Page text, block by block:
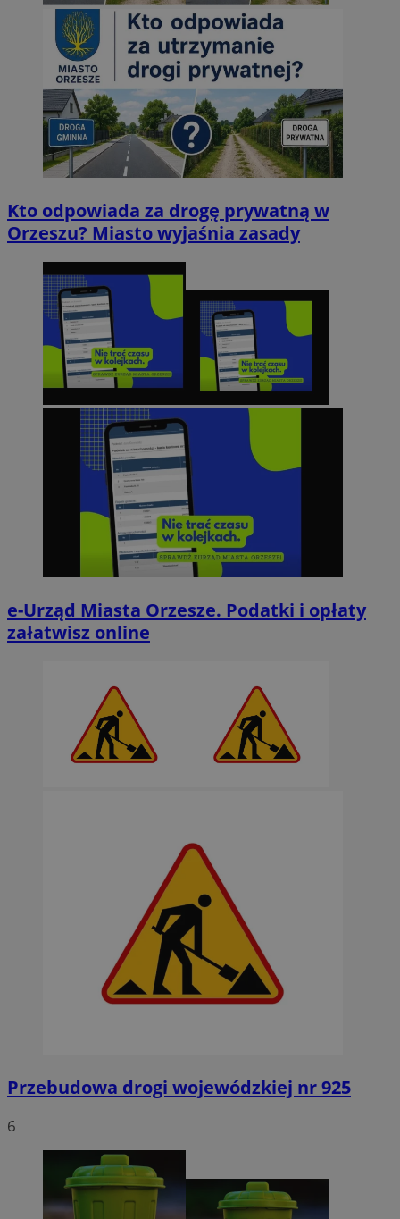
Kto odpowiada za drogę prywatną w
Orzeszu? Miasto wyjaśnia zasady
e-Urząd Miasta Orzesze. Podatki i opłaty
załatwisz online
Przebudowa drogi wojewódzkiej nr 925
6